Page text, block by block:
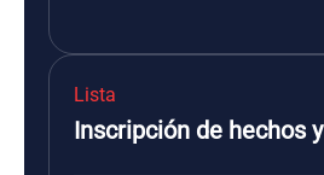
Lista
Inscripción de hechos